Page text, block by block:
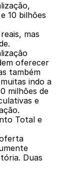
10 bilhões
mas
oferecer
também
indo a
milhões de
e
Total e
Duas